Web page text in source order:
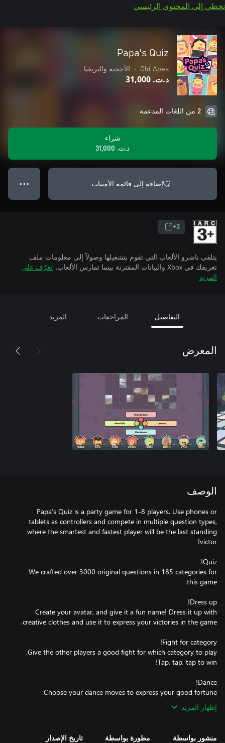
تخطي إلى المحتوى الرئيسي
Papa's Quiz
Old Apes
• الأحجية والتريفيا
د.ت.‏ 31,000
2 من اللغات المدعمة
شراء
د.ت.‏ 31,000
إضافة إلى قائمة الأمنيات ● ● ●
3+
يتلقى ناشرو الألعاب التي تقوم بتشغيلها وصولاً إلى معلومات ملف
تعريفك في Xbox والبيانات المقترنة بينما تمارس الألعاب.
تعرّف على
المزيد
التفاصيل المراجعات المزيد
المعرض
الوصف
Papa’s Quiz is a party game for 1-8 players. Use phones or
tablets as controllers and compete in multiple question types,
where the smartest and fastest player will be the last standing
We crafted over 3000 original questions in 185 categories for
Create your avatar, and give it a fun name! Dress it up with
Choose your dance moves to express your good fortune.
إظهار المزيد
منشور بواسطة مطورة بواسطة تاريخ الإصدار